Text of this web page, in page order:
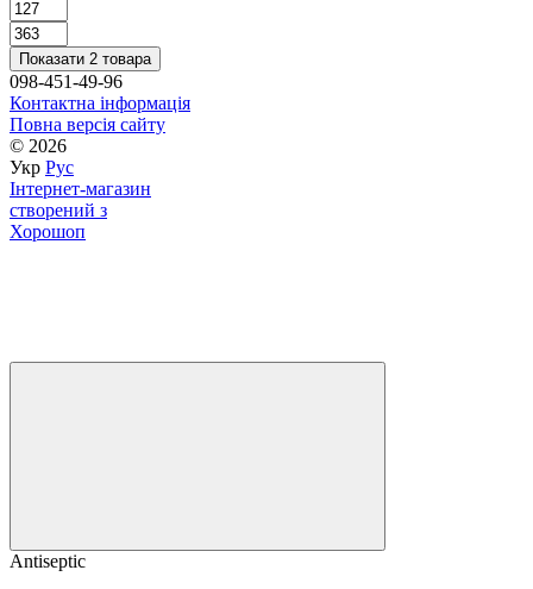
Показати 2 товара
098-451-49-96
Контактна інформація
Повна версія сайту
© 2026
Укр Рус
Інтернет-магазин
створений з
Хорошоп
Antiseptic